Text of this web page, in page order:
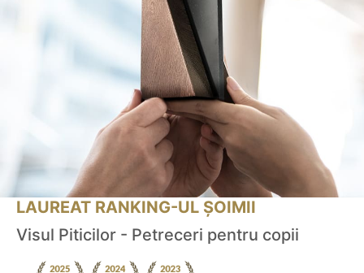
LAUREAT RANKING-UL ȘOIMII
Visul Piticilor - Petreceri pentru copii